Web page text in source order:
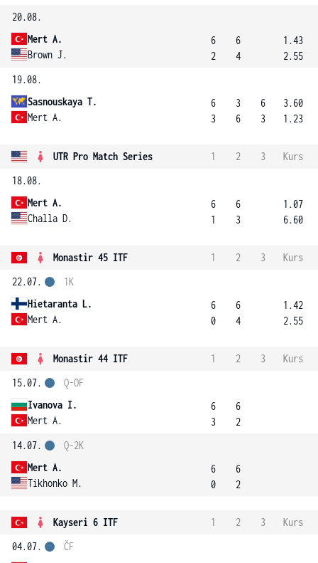
20.08.
Mert A.
Brown J.
6
2
6
4
1.43
2.55
19.08.
Sasnouskaya T.
Mert A.
6
3
3
6
6
3
3.60
1.23
UTR Pro Match Series 1 2 3
Kurs
18.08.
Mert A.
Challa D.
6
1
6
3
1.07
6.60
Monastir 45 ITF 1 2 3
Kurs
22.07.
Hietaranta L.
Mert A.
1K
6
0
6
4
1.42
2.55
Monastir 44 ITF 1 2 3
Kurs
15.07.
Ivanova I.
Mert A.
Q-OF
6
3
6
2
14.07.
Mert A.
Tikhonko M.
Q-2K
6
0
6
2
Kayseri 6 ITF 1 2 3
Kurs
04.07.
ČF